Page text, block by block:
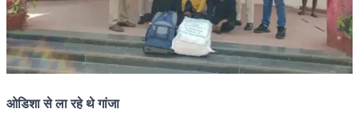
ओडिशा से ला रहे थे गांजा